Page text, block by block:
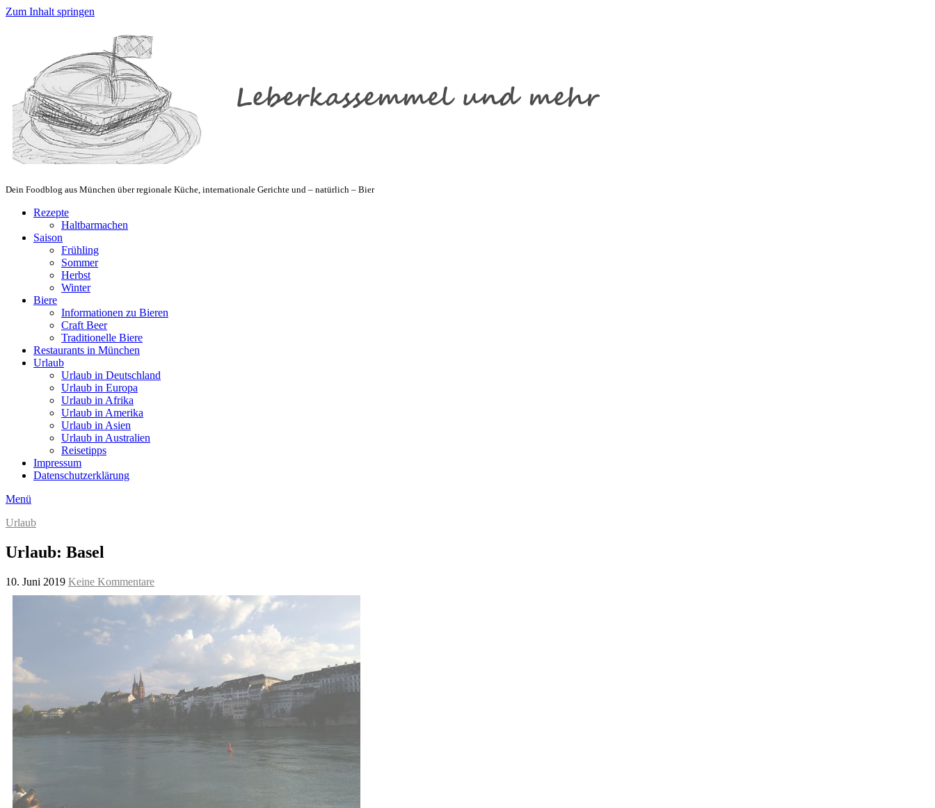
Zum Inhalt springen
Dein Foodblog aus München über regionale Küche, internationale Gerichte und – natürlich – Bier
Rezepte
Haltbarmachen
Saison
Frühling
Sommer
Herbst
Winter
Biere
Informationen zu Bieren
Craft Beer
Traditionelle Biere
Restaurants in München
Urlaub
Urlaub in Deutschland
Urlaub in Europa
Urlaub in Afrika
Urlaub in Amerika
Urlaub in Asien
Urlaub in Australien
Reisetipps
Impressum
Datenschutzerklärung
Menü
Urlaub
Urlaub: Basel
10. Juni 2019 Keine Kommentare